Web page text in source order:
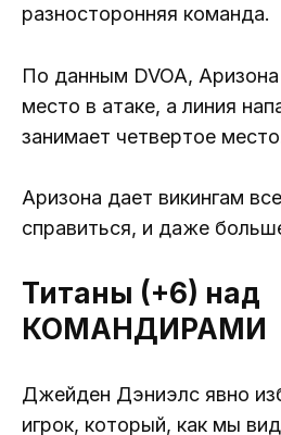
разносторонняя команда.
По данным DVOA,
место в атаке, а линия
занимает четвертое
Аризона дает викингам
справиться, и даже
Титаны (+6) над
КОМАНДИРАМИ
Джейден Дэниэлс явно
игрок, который, как мы